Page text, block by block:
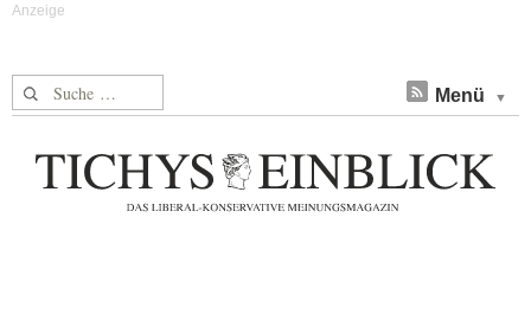
Suche nach: Menü